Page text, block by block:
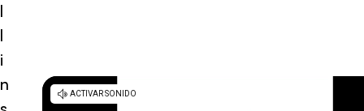
l
l
i
n